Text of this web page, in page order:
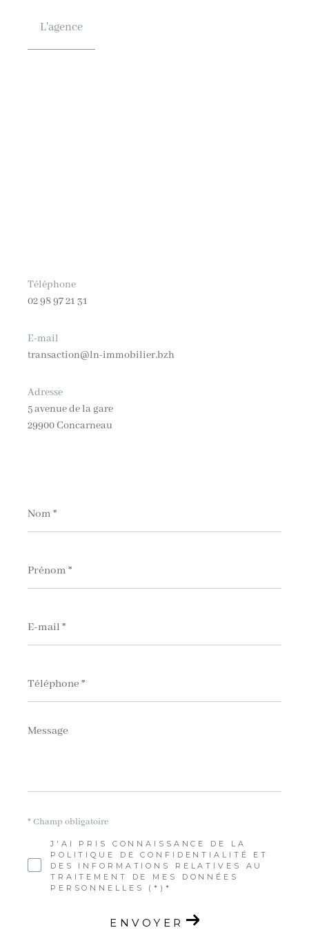
L'agence
Téléphone
02 98 97 21 31
E-mail
transaction@ln-immobilier.bzh
Adresse
5 avenue de la gare
29900 Concarneau
*
*
mail
*
*
Message
*
J'AI PRIS CONNAISSANCE DE LA
POLITIQUE DE CONFIDENTIALITÉ ET
DES INFORMATIONS RELATIVES AU
TRAITEMENT DE MES DONNÉES
PERSONNELLES (*)*
* Champ obligatoire
ENVOYER